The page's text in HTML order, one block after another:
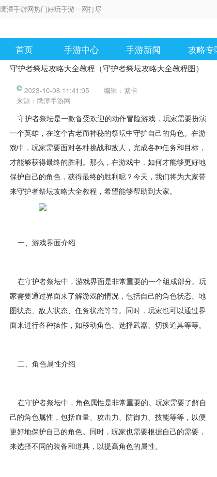
鹰潭手游网热门好玩手游一网打尽
首页 手游中心 手游新闻 攻略专
守护者祭坛攻略大全教程（守护者祭坛攻略大全教程图）
2023-10-08 11:41:05 编辑： 紫卡
来源： 鹰潭手游网
守护者祭坛是一款备受欢迎的动作冒险游戏，玩家需要扮演
一个英雄，在这个古老而神秘的祭坛中守护自己的角色。在游
戏中，玩家需要面对各种挑战和敌人，完成各种任务和目标，
才能够获得最终的胜利。那么，在游戏中，如何才能够更好地
保护自己的角色，获得最终的胜利呢？今天，我们将为大家带
来守护者祭坛攻略大全教程，希望能够帮助到大家。
一、游戏界面介绍
在守护者祭坛中，游戏界面是非常重要的一个组成部分。玩
家需要通过界面来了解游戏的情况，包括自己的角色状态、地
图状态、敌人状态、任务状态等等。同时，玩家也可以通过界
面来进行各种操作，如移动角色、选择武器、切换道具等等。
二、角色属性介绍
在守护者祭坛中，角色属性是非常重要的。玩家需要了解自
己的角色属性，包括血量、攻击力、防御力、技能等等，以便
更好地保护自己的角色。同时，玩家也需要根据自己的需要，
来选择不同的装备和道具，以提高角色的属性。